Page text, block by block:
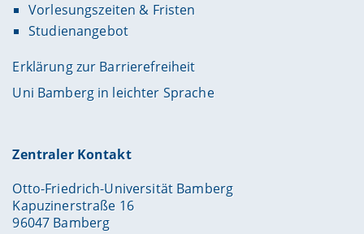
Vorlesungszeiten & Fristen
Studienangebot
Erklärung zur Barrierefreiheit
Uni Bamberg in leichter Sprache
Zentraler Kontakt
Otto-Friedrich-Universität Bamberg
Kapuzinerstraße 16
96047 Bamberg